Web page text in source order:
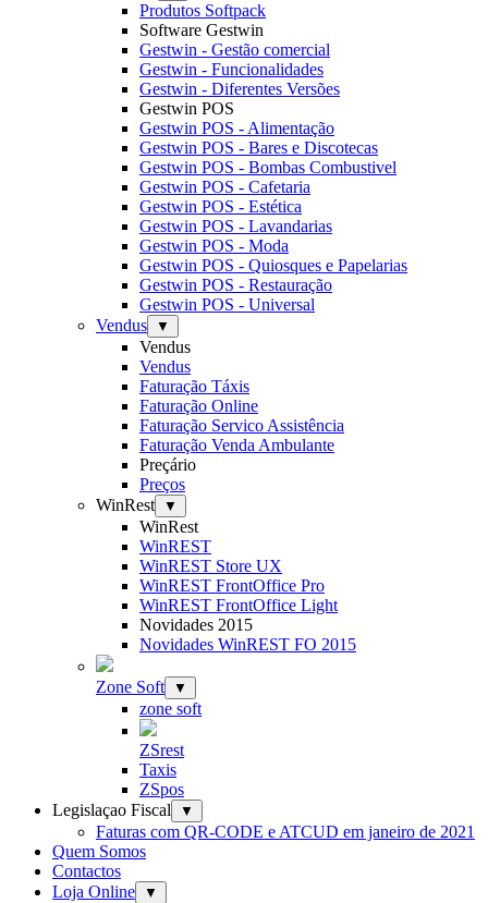
Produtos Softpack
Software Gestwin
Gestwin - Gestão comercial
Gestwin - Funcionalidades
Gestwin - Diferentes Versões
Gestwin POS
Gestwin POS - Alimentação
Gestwin POS - Bares e Discotecas
Gestwin POS - Bombas Combustivel
Gestwin POS - Cafetaria
Gestwin POS - Estética
Gestwin POS - Lavandarias
Gestwin POS - Moda
Gestwin POS - Quiosques e Papelarias
Gestwin POS - Restauração
Gestwin POS - Universal
Vendus
▼
Vendus
Vendus
Faturação Táxis
Faturação Online
Faturação Servico Assistência
Faturação Venda Ambulante
Preçário
Preços
WinRest
▼
WinRest
WinREST
WinREST Store UX
WinREST FrontOffice Pro
WinREST FrontOffice Light
Novidades 2015
Novidades WinREST FO 2015
Zone Soft ▼
zone soft
ZSrest
Taxis
ZSpos
Legislaçao Fiscal
▼
Faturas com QR-CODE e ATCUD em janeiro de 2021
Quem Somos
Contactos
Loja Online
▼